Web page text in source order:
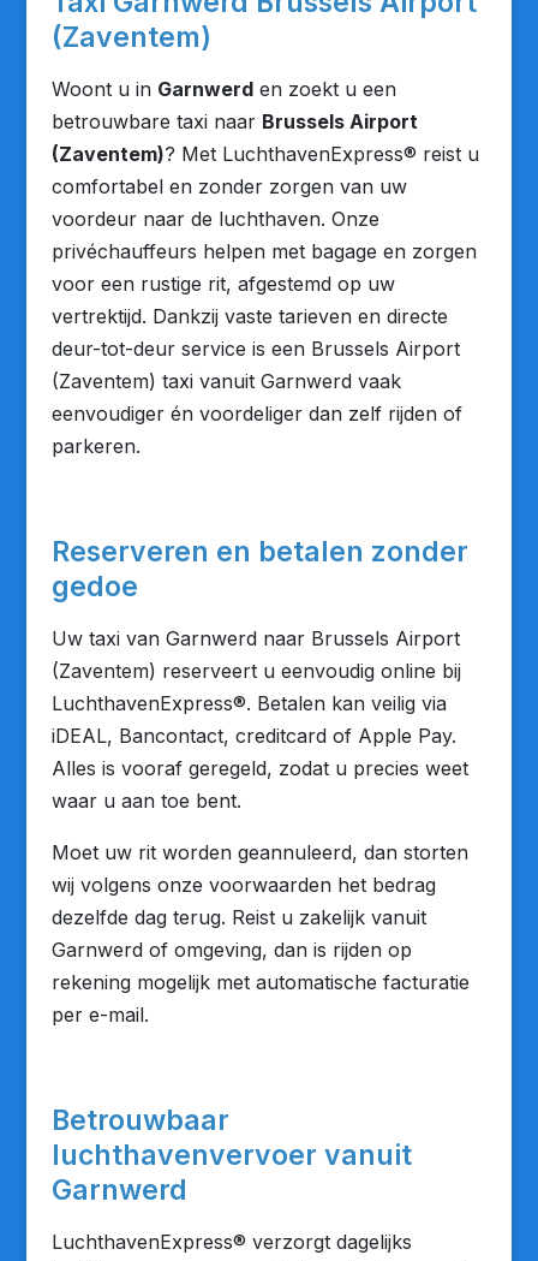
(Zaventem)
Woont u in Garnwerden zoekt u een
betrouwbare taxi naar Brussels Airport
(Zaventem)? Met LuchthavenExpress® reist u
comfortabel en zonder zorgen van uw
voordeur naar de luchthaven. Onze
privéchauffeurs helpen met bagage en zorgen
voor een rustige rit, afgestemd op uw
vertrektijd. Dankzij vaste tarieven en directe
deur-tot-deur service is een Brussels Airport
(Zaventem) taxi vanuit Garnwerd vaak
eenvoudiger én voordeliger dan zelf rijden of
parkeren.
Reserveren en betalen zonder
gedoe
Uw taxi van Garnwerd naar Brussels Airport
(Zaventem) reserveert u eenvoudig online bij
LuchthavenExpress®. Betalen kan veilig via
iDEAL, Bancontact, creditcard of Apple Pay.
Alles is vooraf geregeld, zodat u precies weet
waar u aan toe bent.
Moet uw rit worden geannuleerd, dan storten
wij volgens onze voorwaarden het bedrag
dezelfde dag terug. Reist u zakelijk vanuit
Garnwerd of omgeving, dan is rijden op
rekening mogelijk met automatische facturatie
per e-mail.
Betrouwbaar
luchthavenvervoer vanuit
Garnwerd
LuchthavenExpress® verzorgt dagelijks